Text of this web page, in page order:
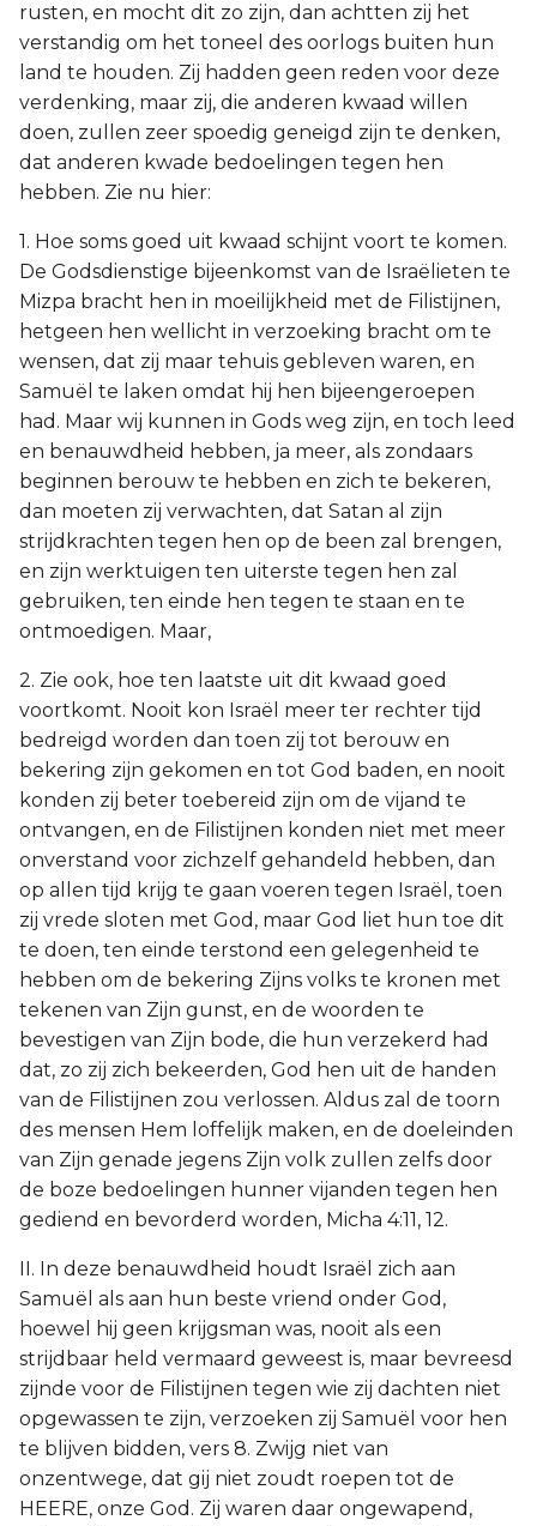
rusten, en mocht dit zo zijn, dan achtten zij het
verstandig om het toneel des oorlogs buiten hun
land te houden. Zij hadden geen reden voor deze
verdenking, maar zij, die anderen kwaad willen
doen, zullen zeer spoedig geneigd zijn te denken,
dat anderen kwade bedoelingen tegen hen
hebben. Zie nu hier:
1. Hoe soms goed uit kwaad schijnt voort te komen.
De Godsdienstige bijeenkomst van de Israëlieten te
Mizpa bracht hen in moeilijkheid met de Filistijnen,
hetgeen hen wellicht in verzoeking bracht om te
wensen, dat zij maar tehuis gebleven waren, en
Samuël te laken omdat hij hen bijeengeroepen
had. Maar wij kunnen in Gods weg zijn, en toch leed
en benauwdheid hebben, ja meer, als zondaars
beginnen berouw te hebben en zich te bekeren,
dan moeten zij verwachten, dat Satan al zijn
strijdkrachten tegen hen op de been zal brengen,
en zijn werktuigen ten uiterste tegen hen zal
gebruiken, ten einde hen tegen te staan en te
ontmoedigen. Maar,
2. Zie ook, hoe ten laatste uit dit kwaad goed
voortkomt. Nooit kon Israël meer ter rechter tijd
bedreigd worden dan toen zij tot berouw en
bekering zijn gekomen en tot God baden, en nooit
konden zij beter toebereid zijn om de vijand te
ontvangen, en de Filistijnen konden niet met meer
onverstand voor zichzelf gehandeld hebben, dan
op allen tijd krijg te gaan voeren tegen Israël, toen
zij vrede sloten met God, maar God liet hun toe dit
te doen, ten einde terstond een gelegenheid te
hebben om de bekering Zijns volks te kronen met
tekenen van Zijn gunst, en de woorden te
bevestigen van Zijn bode, die hun verzekerd had
dat, zo zij zich bekeerden, God hen uit de handen
van de Filistijnen zou verlossen. Aldus zal de toorn
des mensen Hem loffelijk maken, en de doeleinden
van Zijn genade jegens Zijn volk zullen zelfs door
de boze bedoelingen hunner vijanden tegen hen
gediend en bevorderd worden, Micha 4:11, 12.
II. In deze benauwdheid houdt Israël zich aan
Samuël als aan hun beste vriend onder God,
hoewel hij geen krijgsman was, nooit als een
strijdbaar held vermaard geweest is, maar bevreesd
zijnde voor de Filistijnen tegen wie zij dachten niet
opgewassen te zijn, verzoeken zij Samuël voor hen
te blijven bidden, vers 8. Zwijg niet van
onzentwege, dat gij niet zoudt roepen tot de
HEERE, onze God. Zij waren daar ongewapend,